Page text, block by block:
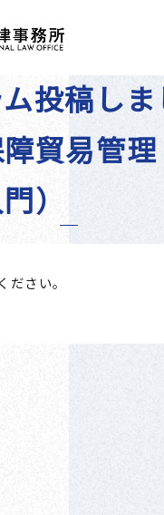
投稿しま
障貿易管
）
ださい。